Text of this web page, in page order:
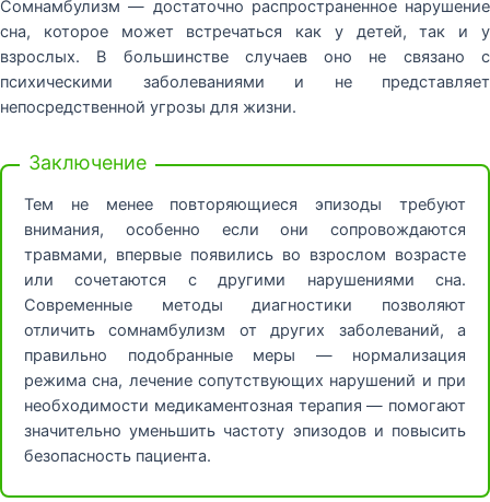
Сомнамбулизм — достаточно распространенное нарушение
сна, которое может встречаться как у детей, так и у
взрослых. В большинстве случаев оно не связано с
психическими заболеваниями и не представляет
непосредственной угрозы для жизни.
Заключение
Тем не менее повторяющиеся эпизоды требуют
внимания, особенно если они сопровождаются
травмами, впервые появились во взрослом возрасте
или сочетаются с другими нарушениями сна.
Современные методы диагностики позволяют
отличить сомнамбулизм от других заболеваний, а
правильно подобранные меры — нормализация
режима сна, лечение сопутствующих нарушений и при
необходимости медикаментозная терапия — помогают
значительно уменьшить частоту эпизодов и повысить
безопасность пациента.